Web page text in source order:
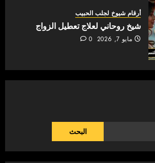
أرقام شيوخ لجلب الحبيب
شيخ روحاني لعلاج تعطيل الزواج
مايو 7, 2026 0
البحث